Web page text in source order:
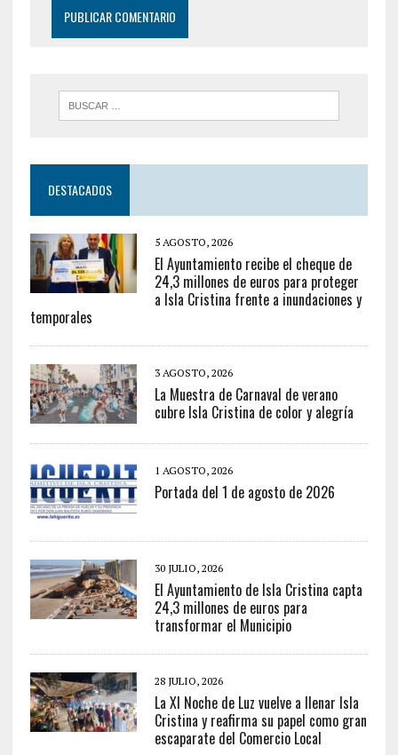
DESTACADOS
5 AGOSTO, 2026
El Ayuntamiento recibe el cheque de
24,3 millones de euros para proteger
a Isla Cristina frente a inundaciones y
temporales
3 AGOSTO, 2026
La Muestra de Carnaval de verano
cubre Isla Cristina de color y alegría
1 AGOSTO, 2026
Portada del 1 de agosto de 2026
30 JULIO, 2026
El Ayuntamiento de Isla Cristina capta
24,3 millones de euros para
transformar el Municipio
28 JULIO, 2026
La XI Noche de Luz vuelve a llenar Isla
Cristina y reafirma su papel como gran
escaparate del Comercio Local